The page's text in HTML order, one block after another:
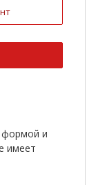
формой и
имеет